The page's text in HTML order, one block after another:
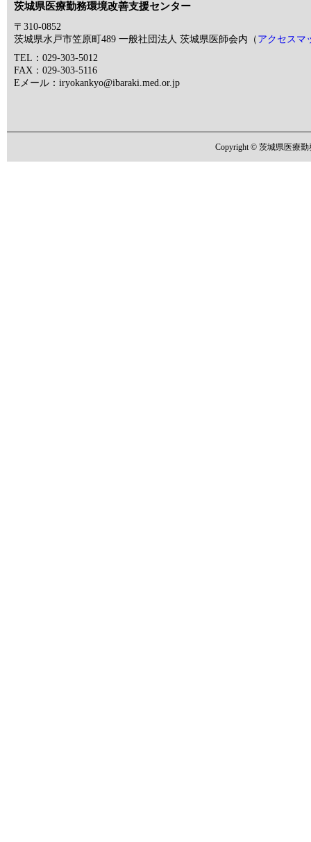
茨城県医療勤務環境改善支援センター
〒310-0852
茨城県水戸市笠原町489 一般社団法人 茨城県医師会内（ アクセスマ
TEL：029-303-5012
FAX：029-303-5116
Eメール：iryokankyo@ibaraki.med.or.jp
Copyright © 茨城県医療勤